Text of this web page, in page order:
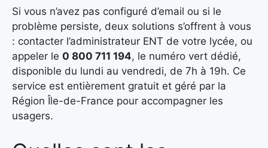
Si vous n’avez pas configuré d’email ou si le
problème persiste, deux solutions s’offrent à vous
: contacter l’administrateur ENT de votre lycée, ou
appeler le 0 800 711 194, le numéro vert dédié,
disponible du lundi au vendredi, de 7h à 19h. Ce
service est entièrement gratuit et géré par la
Région Île-de-France pour accompagner les
usagers.